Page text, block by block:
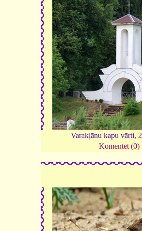
Varakļānu kapu vārti,
Komentēt (0)